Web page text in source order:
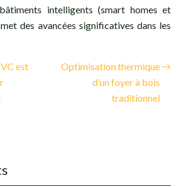
intelligents (smart homes et
des avancées significatives dans les
est
Optimisation thermique
d’un foyer à bois
traditionnel